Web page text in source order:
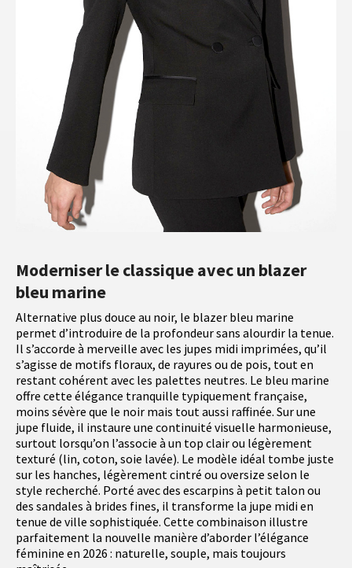
Moderniser le classique avec un blazer
bleu marine
Alternative plus douce au noir, le blazer bleu marine
permet d’introduire de la profondeur sans alourdir la tenue.
Il s’accorde à merveille avec les jupes midi imprimées, qu’il
s’agisse de motifs floraux, de rayures ou de pois, tout en
restant cohérent avec les palettes neutres. Le bleu marine
offre cette élégance tranquille typiquement française,
moins sévère que le noir mais tout aussi raffinée. Sur une
jupe fluide, il instaure une continuité visuelle harmonieuse,
surtout lorsqu’on l’associe à un top clair ou légèrement
texturé (lin, coton, soie lavée). Le modèle idéal tombe juste
sur les hanches, légèrement cintré ou oversize selon le
style recherché. Porté avec des escarpins à petit talon ou
des sandales à brides fines, il transforme la jupe midi en
tenue de ville sophistiquée. Cette combinaison illustre
parfaitement la nouvelle manière d’aborder l’élégance
féminine en 2026 : naturelle, souple, mais toujours